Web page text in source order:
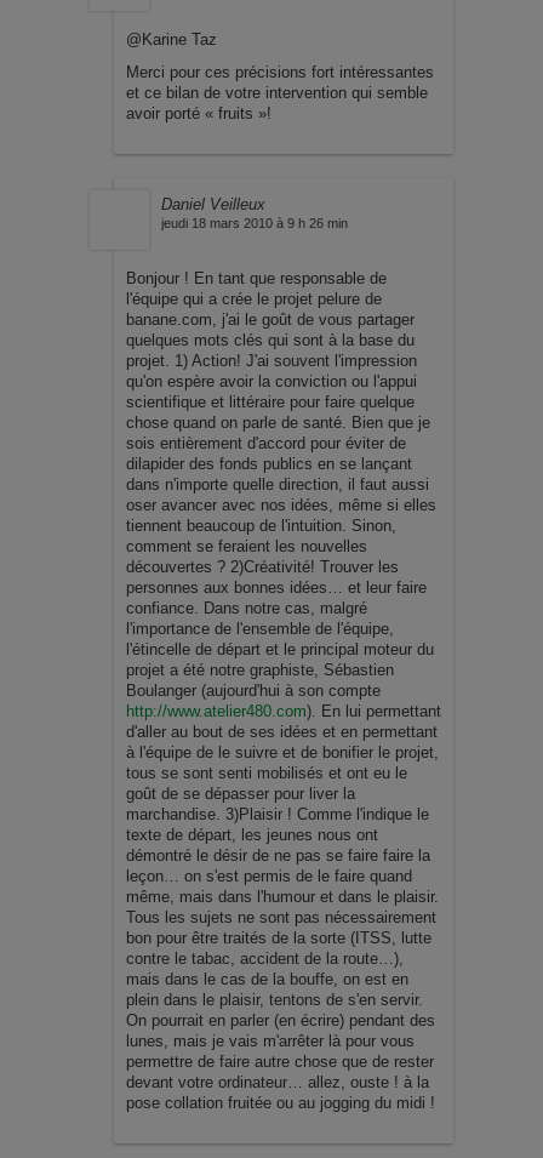
@Karine Taz
Merci pour ces précisions fort intéressantes
et ce bilan de votre intervention qui semble
avoir porté « fruits »!
Daniel Veilleux
jeudi 18 mars 2010 à 9 h 26 min
Bonjour ! En tant que responsable de
l'équipe qui a crée le projet pelure de
banane.com, j'ai le goût de vous partager
quelques mots clés qui sont à la base du
projet. 1) Action! J'ai souvent l'impression
qu'on espère avoir la conviction ou l'appui
scientifique et littéraire pour faire quelque
chose quand on parle de santé. Bien que je
sois entièrement d'accord pour éviter de
dilapider des fonds publics en se lançant
dans n'importe quelle direction, il faut aussi
oser avancer avec nos idées, même si elles
tiennent beaucoup de l'intuition. Sinon,
comment se feraient les nouvelles
découvertes ? 2)Créativité! Trouver les
personnes aux bonnes idées… et leur faire
confiance. Dans notre cas, malgré
l'importance de l'ensemble de l'équipe,
l'étincelle de départ et le principal moteur du
projet a été notre graphiste, Sébastien
Boulanger (aujourd'hui à son compte
http://www.atelier480.com). En lui permettant
d'aller au bout de ses idées et en permettant
à l'équipe de le suivre et de bonifier le projet,
tous se sont senti mobilisés et ont eu le
goût de se dépasser pour liver la
marchandise. 3)Plaisir ! Comme l'indique le
texte de départ, les jeunes nous ont
démontré le désir de ne pas se faire faire la
leçon… on s'est permis de le faire quand
même, mais dans l'humour et dans le plaisir.
Tous les sujets ne sont pas nécessairement
bon pour être traités de la sorte (ITSS, lutte
contre le tabac, accident de la route…),
mais dans le cas de la bouffe, on est en
plein dans le plaisir, tentons de s'en servir.
On pourrait en parler (en écrire) pendant des
lunes, mais je vais m'arrêter là pour vous
permettre de faire autre chose que de rester
devant votre ordinateur… allez, ouste ! à la
pose collation fruitée ou au jogging du midi !